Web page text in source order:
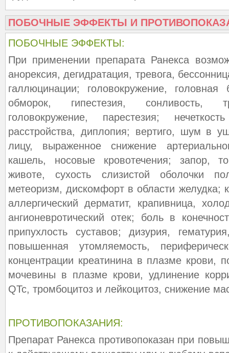
ПОБОЧНЫЕ ЭФФЕКТЫ И
ПОБОЧНЫЕ ЭФФЕКТЫ:
При применении препарата Ранекса
анорексия, дегидратация, тревога,
галлюцинации; головокружение, головная
обморок, гипестезия, сонливость,
головокружение, парестезия;
расстройства, диплопия; вертиго, шум в
лицу, выраженное снижение
кашель, носовые кровотечения; запор,
животе, сухость слизистой оболочки
метеоризм, дискомфорт в области желудка;
аллергический дерматит, крапивница,
ангионевротический отек; боль в
припухлость суставов; дизурия,
повышенная утомляемость,
концентрации креатинина в плазме крови,
мочевины в плазме крови, удлинение
QTc, тромбоцитоз и лейкоцитоз, снижение
ПРОТИВОПОКАЗАНИЯ:
Препарат Ранекса противопоказан при